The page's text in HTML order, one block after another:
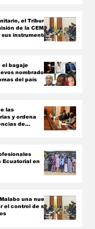
el Tribunal
de la CEMAC
instrumentos
el bagaje
nombrados
del país
las
y ordena
de
Ecuatorial en
una nueva
el control de sus